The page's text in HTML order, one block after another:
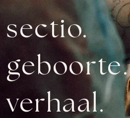
geboorte.